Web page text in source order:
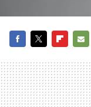
MAIL